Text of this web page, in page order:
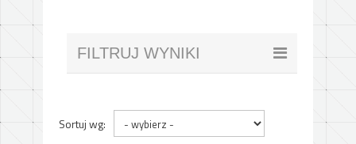
FILTRUJ WYNIKI
Sortuj wg: